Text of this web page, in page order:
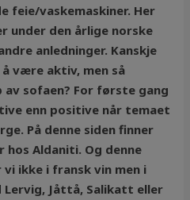
feie/vaskemaskiner. Her
under den årlige norske
anledninger. Kanskje
være aktiv, men så
av sofaen? For første gang
enn positive når temaet
På denne siden finner
Aldaniti. Og denne
ikke i fransk vin men i
Lervig, Jåttå, Salikatt eller